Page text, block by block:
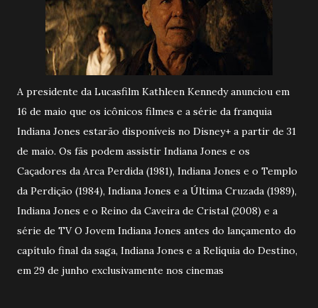
A presidente da Lucasfilm Kathleen Kennedy anunciou em
16 de maio que os icônicos filmes e a série da franquia
Indiana Jones estarão disponíveis no Disney+ a partir de 31
de maio. Os fãs podem assistir Indiana Jones e os
Caçadores da Arca Perdida (1981), Indiana Jones e o Templo
da Perdição (1984), Indiana Jones e a Última Cruzada (1989),
Indiana Jones e o Reino da Caveira de Cristal (2008) e a
série de TV O Jovem Indiana Jones antes do lançamento do
capítulo final da saga, Indiana Jones e a Relíquia do Destino,
em 29 de junho exclusivamente nos cinemas